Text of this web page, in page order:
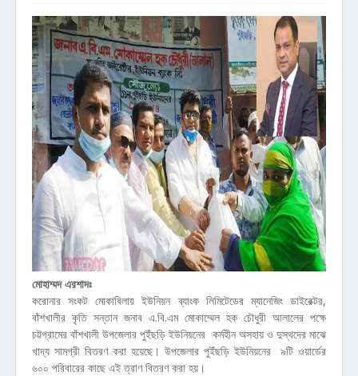
মোহাম্মদ এরশাদঃ
করোনার সংকট মোকাবিলায় ইউনিয়ন ব্যাংক লিমিটেডের ম্যানেজিং ডাইরেক্টর,
বাঁশখালীর কৃতি সন্তান জনাব এ.বি.এম মোকাম্মেল হক চৌধুরী আলালের পক্ষে
চট্টগ্রামের বাঁশখালী উপজেলার পুইঁছড়ি ইউনিয়নের কর্মহীন অসহায় ও দুস্থদের মাঝে
খাদ্য সামগ্রী বিতরণ করা হয়েছে। উপজেলার পুইঁছড়ি ইউনিয়নের ৯টি ওয়ার্ডের
৬০০ পরিবারের কাছে এই ত্রাণ বিতরণ করা হয়।